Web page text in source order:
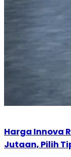
Harga Innova
Jutaan, Pilih